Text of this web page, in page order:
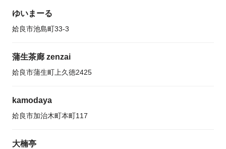
ゆいまーる
姶良市池島町33-3
蒲生茶廊 zenzai
姶良市蒲生町上久徳2425
kamodaya
姶良市加治木町本町117
大楠亭